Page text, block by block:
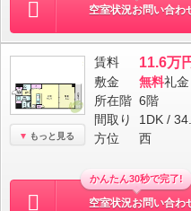
空室状況お問い合わ
もっと見る
賃料 11.6万
敷金 無料礼金
所在階 6階
間取り
1DK /
方位 西
かんたん30秒で完了!
空室状況お問い合わ